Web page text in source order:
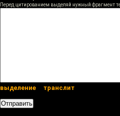
Перед цитированием выделяй нужный фрагмент
выделение транслит